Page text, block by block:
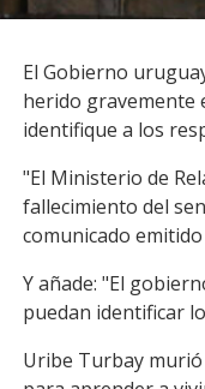
Facebook
Email
Copy
El Gobierno
herido gravemente
identifique a los
"El Ministerio de
fallecimiento del
comunicado
Y añade: "El
puedan identificar
Uribe Turbay murió